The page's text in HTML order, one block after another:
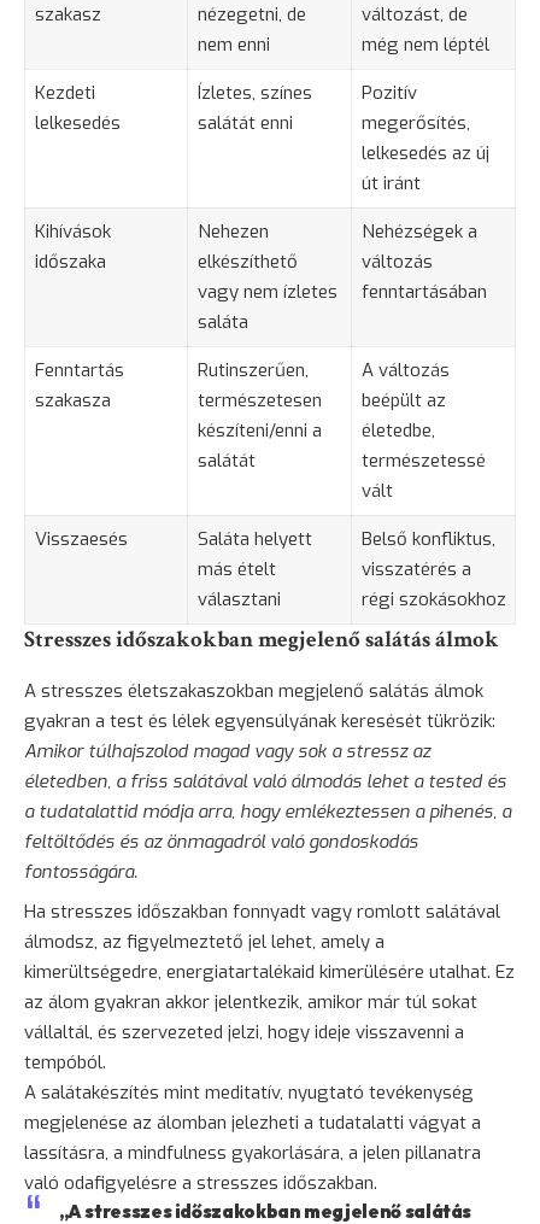
szakasz
nézegetni, de
nem enni
változást, de
még nem léptél
Kezdeti
lelkesedés
Ízletes, színes
salátát enni
Pozitív
megerősítés,
lelkesedés az új
út iránt
Kihívások
időszaka
Nehezen
elkészíthető
vagy nem ízletes
saláta
Nehézségek a
változás
fenntartásában
Fenntartás
szakasza
Rutinszerűen,
természetesen
készíteni/enni a
salátát
A változás
beépült az
életedbe,
természetessé
vált
Visszaesés
Saláta helyett
más ételt
választani
Belső konfliktus,
visszatérés a
régi szokásokhoz
Stresszes időszakokban megjelenő salátás álmok
A stresszes életszakaszokban megjelenő salátás álmok
gyakran a test és lélek egyensúlyának keresését tükrözik:
Amikor túlhajszolod magad vagy sok a stressz az
életedben, a friss salátával való álmodás lehet a tested és
a tudatalattid módja arra, hogy emlékeztessen a pihenés, a
feltöltődés és az önmagadról való gondoskodás
fontosságára.
Ha stresszes időszakban fonnyadt vagy romlott salátával
álmodsz, az figyelmeztető jel lehet, amely a
kimerültségedre, energiatartalékaid kimerülésére utalhat. Ez
az álom gyakran akkor jelentkezik, amikor már túl sokat
vállaltál, és szervezeted jelzi, hogy ideje visszavenni a
tempóból.
A salátakészítés mint meditatív, nyugtató tevékenység
megjelenése az álomban jelezheti a tudatalatti vágyat a
lassításra, a mindfulness gyakorlására, a jelen pillanatra
való odafigyelésre a stresszes időszakban.
„A stresszes időszakokban megjelenő salátás